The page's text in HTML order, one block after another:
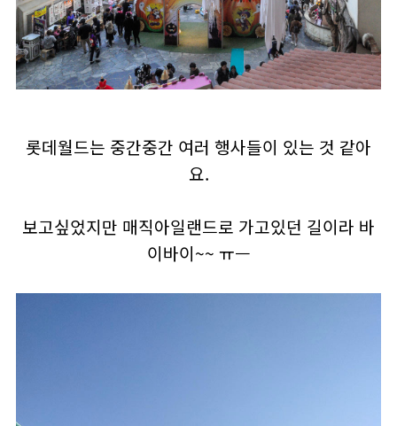
롯데월드는 중간중간 여러 행사들이 있는 것 같아
요.
보고싶었지만 매직아일랜드로 가고있던 길이라 바
이바이~~ ㅠㅡ